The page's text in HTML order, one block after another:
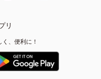
リ
、便利に！